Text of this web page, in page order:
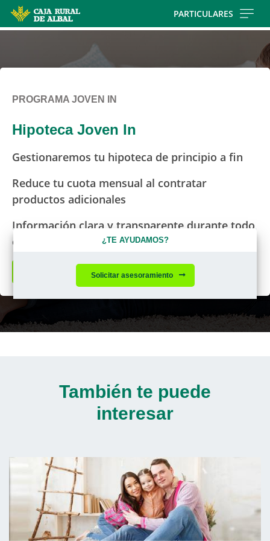
PARTICULARES
PROGRAMA JOVEN IN
Hipoteca Joven In
Gestionaremos tu hipoteca de principio a fin
Reduce tu cuota mensual al contratar
productos adicionales
Información clara y transparente durante todo
el proceso
Calcula tu cuota mensual
¿TE AYUDAMOS?
Solicitar asesoramiento
También te puede
interesar